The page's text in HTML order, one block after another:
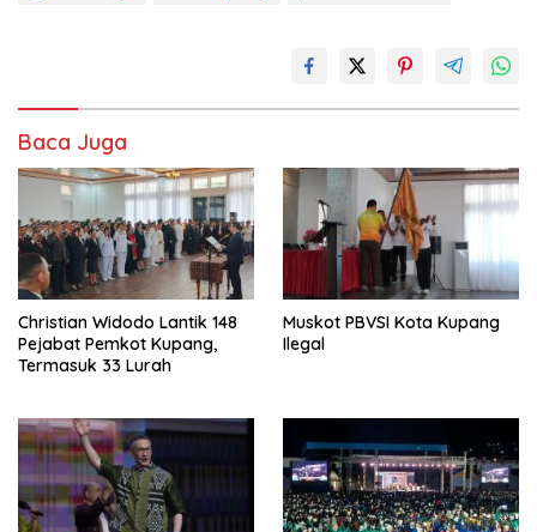
Baca Juga
Christian Widodo Lantik 148
Pejabat Pemkot Kupang,
Termasuk 33 Lurah
Muskot PBVSI Kota Kupang
Ilegal